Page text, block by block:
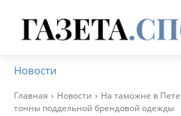
Новости
Главная Новости
На таможне в
тонны поддельной брендовой одежды